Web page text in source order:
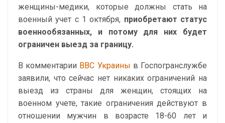
женщины-медики, которые должны стать на
военный учет с 1 октября, приобретают статус
военнообязанных, и потому для них будет
ограничен выезд за границу.
В комментарии ВВС Украины в Госпогранслужбе
заявили, что сейчас нет никаких ограничений на
выезд из страны для женщин, стоящих на
военном учете, такие ограничения действуют в
отношении мужчин в возрасте 18-60 лет и